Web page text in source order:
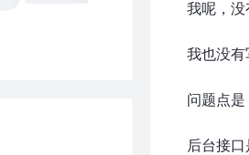
我呢，没
我也没有
问题点是
后台接